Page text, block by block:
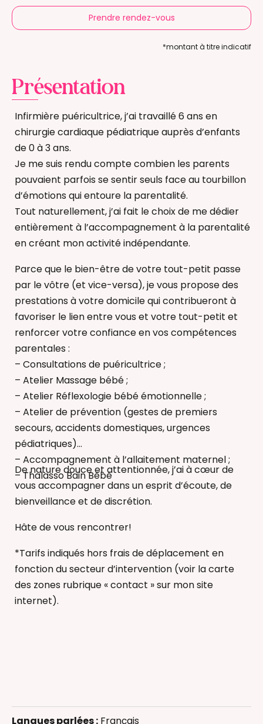
Prendre rendez-vous
*montant à titre indicatif
Présentation
Infirmière puéricultrice, j’ai travaillé 6 ans en
chirurgie cardiaque pédiatrique auprès d’enfants
de 0 à 3 ans.
Je me suis rendu compte combien les parents
pouvaient parfois se sentir seuls face au tourbillon
d’émotions qui entoure la parentalité.
Tout naturellement, j’ai fait le choix de me dédier
entièrement à l’accompagnement à la parentalité
en créant mon activité indépendante.
Parce que le bien-être de votre tout-petit passe
par le vôtre (et vice-versa), je vous propose des
prestations à votre domicile qui contribueront à
favoriser le lien entre vous et votre tout-petit et
renforcer votre confiance en vos compétences
parentales :
– Consultations de puéricultrice ;
– Atelier Massage bébé ;
– Atelier Réflexologie bébé émotionnelle ;
– Atelier de prévention (gestes de premiers
secours, accidents domestiques, urgences
pédiatriques)
– Accompagnement à l’allaitement maternel ;
– Thalasso Bain Bébé
De nature douce et attentionnée, j’ai à cœur de
vous accompagner dans un esprit d’écoute, de
bienveillance et de discrétion.
Hâte de vous rencontrer!
*Tarifs indiqués hors frais de déplacement en
fonction du secteur d’intervention (voir la carte
des zones rubrique « contact » sur mon site
internet).
Massage bébé
Langues parlées : Français